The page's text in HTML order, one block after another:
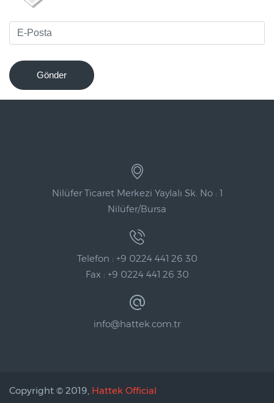
Gönder
Nilüfer Ticaret Merkezi Yaylalı Sk. No : 1
Nilüfer/Bursa
Telefon : +9 0224 441 26 30
Fax : +9 0224 441 26 30
info@hattek.com.tr
Copyright © 2019, Hattek Official